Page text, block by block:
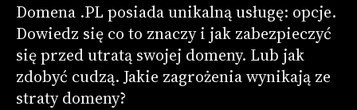
Domena .PL posiada unikalną usługę: opcje.
Dowiedz się co to znaczy i jak zabezpieczyć
się przed utratą swojej domeny. Lub jak
zdobyć cudzą. Jakie zagrożenia wynikają ze
straty domeny?